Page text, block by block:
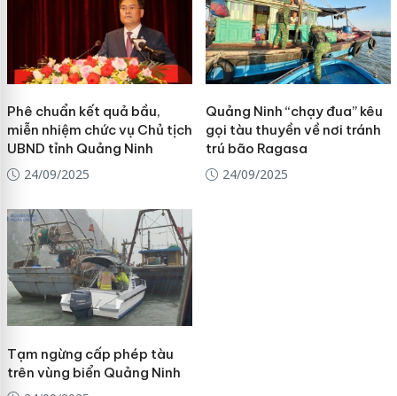
Phê chuẩn kết quả bầu,
miễn nhiệm chức vụ Chủ tịch
UBND tỉnh Quảng Ninh
24/09/2025
Quảng Ninh “chạy đua” kêu
gọi tàu thuyền về nơi tránh
trú bão Ragasa
24/09/2025
Tạm ngừng cấp phép tàu
trên vùng biển Quảng Ninh